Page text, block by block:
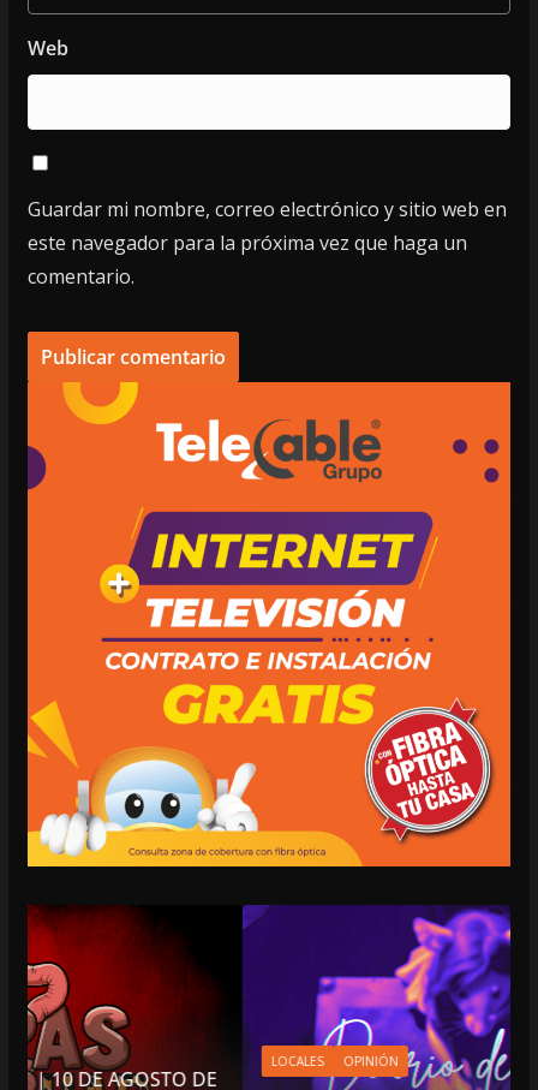
Web
Guardar mi nombre, correo electrónico y sitio web en
este navegador para la próxima vez que haga un
comentario.
DE
LOCALES